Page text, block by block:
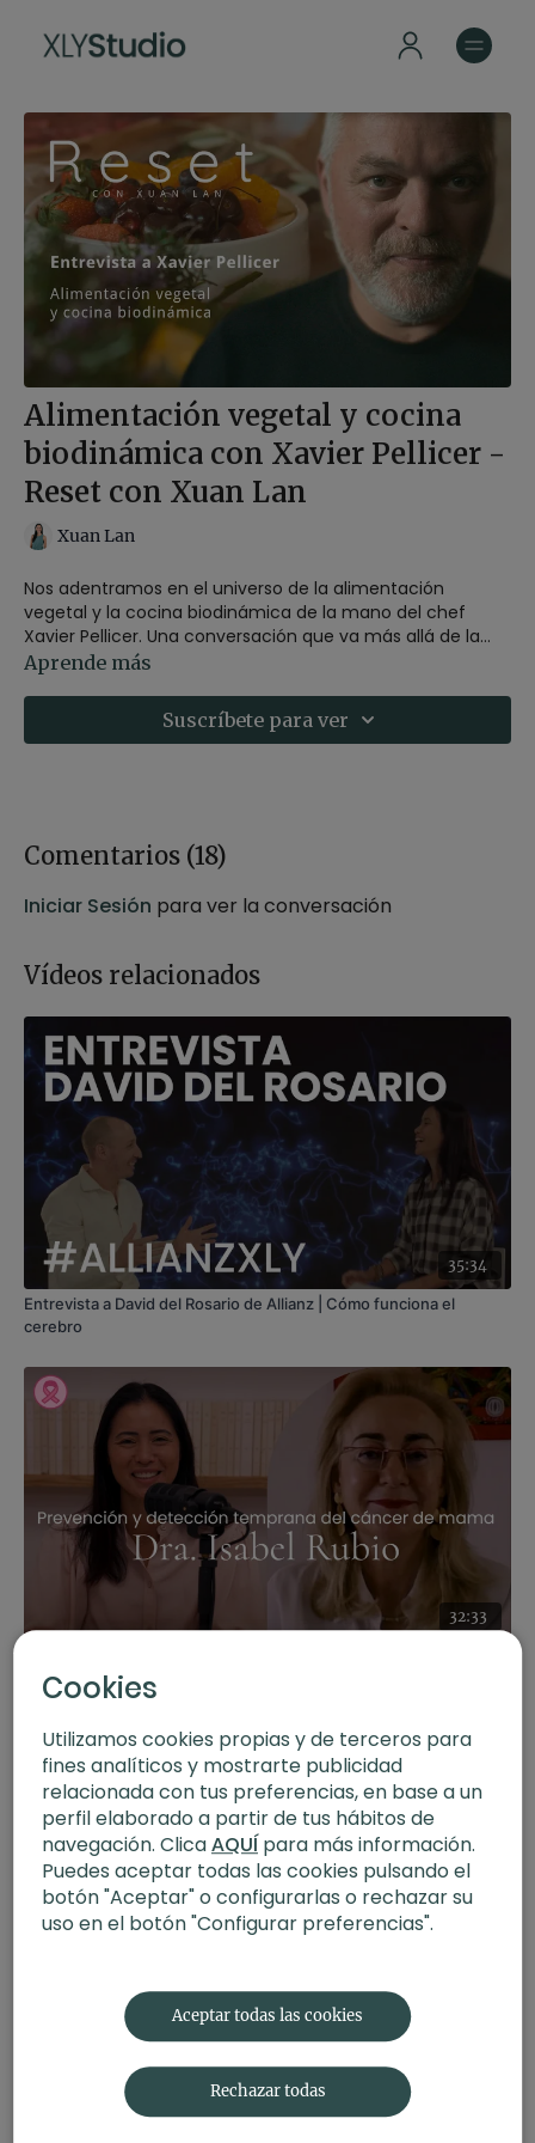
Alimentación vegetal y cocina
biodinámica con Xavier Pellicer -
Reset con Xuan Lan
Xuan Lan
Nos adentramos en el universo de la alimentación
vegetal y la cocina biodinámica de la mano del chef
Xavier Pellicer. Una conversación que va más allá de la
cocina para reflexionar sobre cómo lo que comemos
nuestra relación con el cuerpo.
alimentarios desde la conciencia, el equilibrio y el
Aprende más
Suscríbete para ver
Comentarios (18)
Iniciar Sesión para ver la conversación
Vídeos relacionados
35:34
Entrevista a David del Rosario de Allianz | Cómo funciona el
cerebro
32:33
cáncer de mama
Entrevista a Pilar de la Torre | Comunicación no violenta
Cookies
Utilizamos cookies propias y de terceros para
fines analíticos y mostrarte publicidad
relacionada con tus preferencias, en base a un
perfil elaborado a partir de tus hábitos de
navegación. ClicaAQUÍpara más información.
Puedes aceptar todas las cookies pulsando el
botón "Aceptar" o configurarlas o rechazar su
uso en el botón "Configurar preferencias".
Aceptar todas las cookies
Rechazar todas